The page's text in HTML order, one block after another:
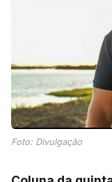
Foto: Divulgação